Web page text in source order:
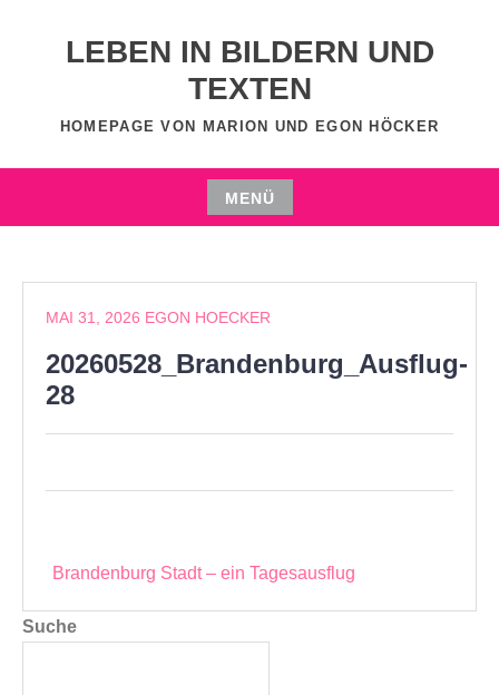
LEBEN IN BILDERN UND
TEXTEN
HOMEPAGE VON MARION UND EGON HÖCKER
MENÜ
Zum
springen
MAI 31, 2026 EGON HOECKER
20260528_Brandenburg_Ausflug-
28
Beitragsnavigation
Brandenburg Stadt – ein Tagesausflug
Suche